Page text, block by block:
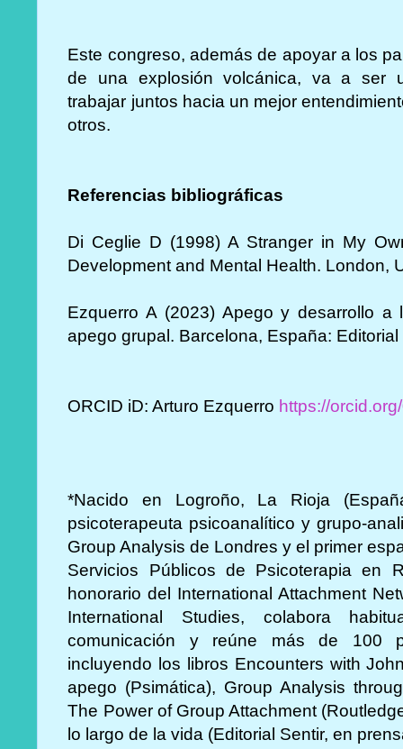
Este congreso, además de apoyar a los
de una explosión volcánica, va a ser
trabajar juntos hacia un mejor
otros.
Referencias bibliográficas
Di Ceglie D (1998) A Stranger in My
Development and Mental Health. London,
Ezquerro A (2023) Apego y desarrollo
apego grupal. Barcelona, España: Editorial
ORCID iD: Arturo Ezquerro https://
*Nacido en Logroño, La Rioja
psicoterapeuta psicoanalítico y grupo-
Group Analysis de Londres y el primer
Servicios Públicos de Psicoterapia en
honorario del International Attachment
International Studies, colabora
comunicación y reúne más de 100
incluyendo los libros Encounters with
apego (Psimática), Group Analysis
The Power of Group Attachment
lo largo de la vida (Editorial Sentir, en